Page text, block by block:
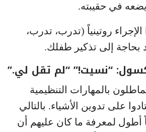
في حقيبته.
روتينياً (تدرب، تدرب،
بحاجة إلى تذكير طفلك.
“نسيت!” “لم تقل لي.”
بالمهارات التنظيمية
على تدوين الأشياء. بالتالي
أطول لمعرفة ما كان عليهم أن